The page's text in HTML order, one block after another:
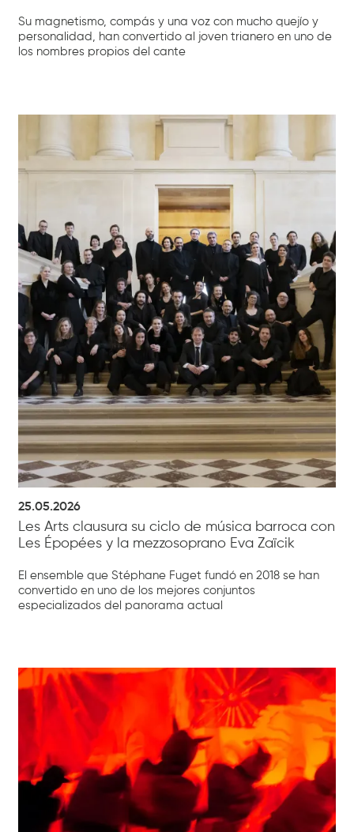
Su magnetismo, compás y una voz con mucho quejío y
personalidad, han convertido al joven trianero en uno de
los nombres propios del cante
25.05.2026
Les Arts clausura su ciclo de música barroca con
Les Épopées y la mezzosoprano Eva Zaïcik
El ensemble que Stéphane Fuget fundó en 2018 se han
convertido en uno de los mejores conjuntos
especializados del panorama actual